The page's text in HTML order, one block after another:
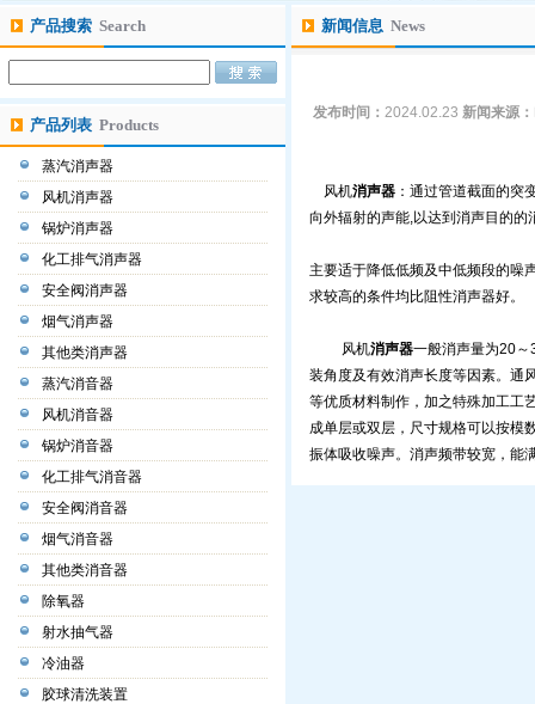
产品搜索 Search
产品列表 Products
蒸汽消声器
风机消声器
锅炉消声器
化工排气消声器
安全阀消声器
烟气消声器
其他类消声器
蒸汽消音器
风机消音器
锅炉消音器
化工排气消音器
安全阀消音器
烟气消音器
其他类消音器
除氧器
射水抽气器
冷油器
胶球清洗装置
新闻信息 News
发布时间： 2024.02.23 新闻来源：
风机消声器 ：通过管道截面的突
向外辐射的声能,以达到消声目的的
主要适于降低低频及中低频段的噪
求较高的条件均比阻性消声器好。
风机消声器一般消声量为20～
装角度及有效消声长度等因素。通
等优质材料制作，加之特殊加工工
成单层或双层，尺寸规格可以按模
振体吸收噪声。消声频带较宽，能